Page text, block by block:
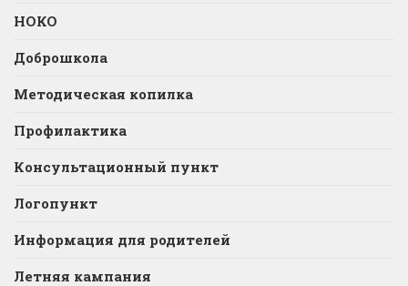
НОКО
Доброшкола
Методическая копилка
Профилактика
Консультационный пункт
Логопункт
Информация для родителей
Летняя кампания